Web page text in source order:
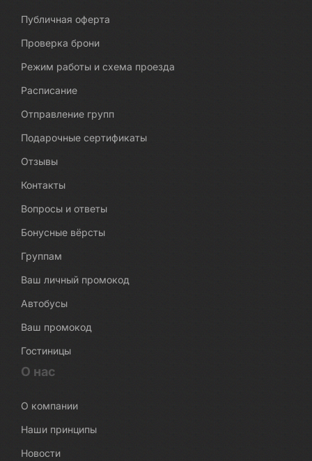
Публичная оферта
Проверка брони
Режим работы и схема проезда
Расписание
Отправление групп
Подарочные сертификаты
Отзывы
Контакты
Вопросы и ответы
Бонусные вёрсты
Группам
Ваш личный промокод
Автобусы
Ваш промокод
Гостиницы
О нас
О компании
Наши принципы
Новости